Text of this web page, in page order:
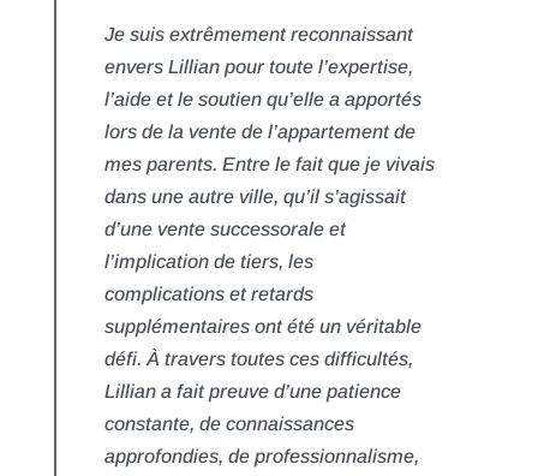
Je suis extrêmement reconnaissant
envers Lillian pour toute l’expertise,
l’aide et le soutien qu’elle a apportés
lors de la vente de l’appartement de
mes parents. Entre le fait que je vivais
dans une autre ville, qu’il s’agissait
d’une vente successorale et
l’implication de tiers, les
complications et retards
supplémentaires ont été un véritable
défi. À travers toutes ces difficultés,
Lillian a fait preuve d’une patience
constante, de connaissances
approfondies, de professionnalisme,